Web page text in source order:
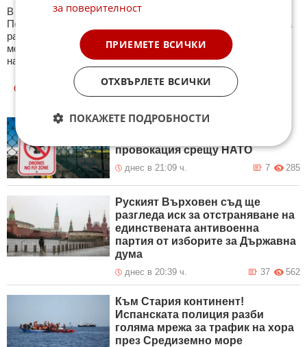
В секция Свят ще намерите тематична Куиз рубрика.
Периодично се публикува специализиран куиз с въпроси на
различна международна тематика. След края на всеки тест
може да видите резултат с верните отговори, които сте
натрупали. Другите куизове може да намерите тук. Успех !
ОЩЕ НОВИНИ ОТ СВЯТ
Литва: Русия може да използва
провокация срещу НАТО
днес в 21:09 ч. 285
7
Руският Върховен съд ще
разгледа иск за отстраняване на
единствената антивоенна
партия от изборите за Държавна
дума
днес в 20:39 ч. 562
37
Към Стария континент!
Испанската полиция разби
голяма мрежа за трафик на хора
през Средиземно море
за поверителност
ПРИЕМЕТЕ ВСИЧКИ
ОТХВЪРЛЕТЕ ВСИЧКИ
ПОКАЖЕТЕ ПОДРОБНОСТИ